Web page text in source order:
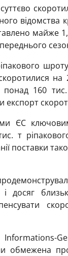
відомства
майже
160
експорт
ЄС
т
поставки
і досяг
обмежена